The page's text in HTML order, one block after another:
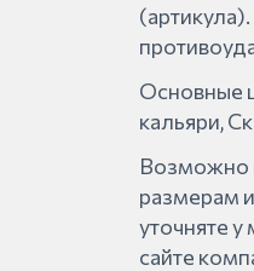
Основные
кальяри,
Возможно
размерам
уточняте
сайте